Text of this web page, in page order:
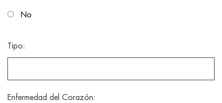
No
Tipo:
Enfermedad del Corazón: